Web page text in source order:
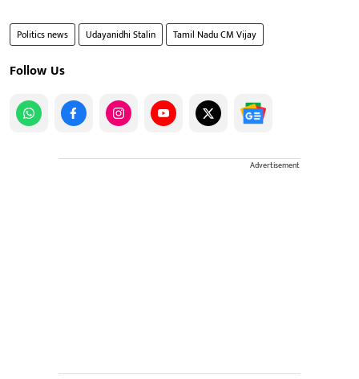
Politics news Udayanidhi Stalin Tamil Nadu CM Vijay
Follow Us
Advertisement